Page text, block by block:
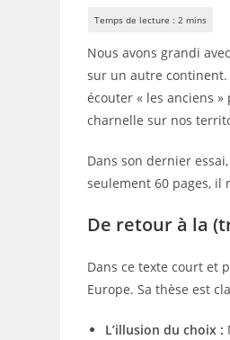
Nous avons grandi
sur un autre continent.
écouter « les anciens
charnelle sur nos
Dans son dernier
seulement 60 pages, il
De retour à la
Dans ce texte court et
Europe. Sa thèse est
L’illusion du choix :